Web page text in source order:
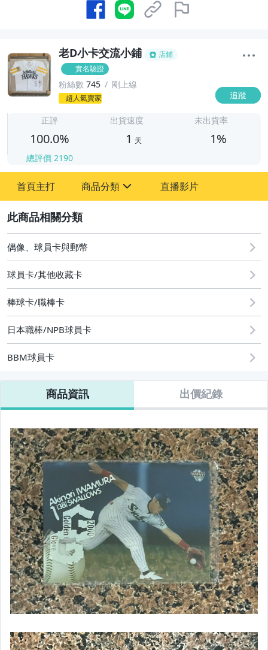
老D小卡交流小鋪
店鋪
實名驗證
粉絲數 745 剛上線
超人氣賣家 追蹤
正評
100.0%
總評價 2190
出貨速度
1 天
未出貨率
1%
首頁主打 商品分類
其它
直播影片
偶像、球員卡與郵幣
球員卡/其他收藏卡
棒球卡/職棒卡
日本職棒/NPB球員卡
BBM球員卡
商品資訊 出價紀錄